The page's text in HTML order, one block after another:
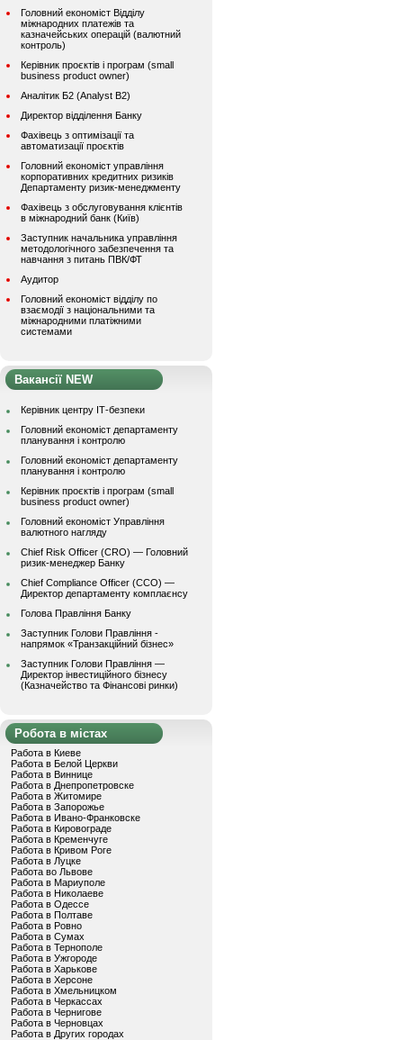
Головний економіст Відділу
міжнародних платежів та
казначейських операцій (валютний
контроль)
Керівник проєктів і програм (small
business product owner)
Аналітик Б2 (Analyst B2)
Директор відділення Банку
Фахівець з оптимізації та
автоматизації проєктів
Головний економіст управління
корпоративних кредитних ризиків
Департаменту ризик-менеджменту
Фахівець з обслуговування клієнтів
в міжнародний банк (Київ)
Заступник начальника управління
методологічного забезпечення та
навчання з питань ПВК/ФТ
Аудитор
Головний економіст відділу по
взаємодії з національними та
міжнародними платіжними
системами
Вакансії NEW
Керівник центру ІТ-безпеки
Головний економіст департаменту
планування і контролю
Головний економіст департаменту
планування і контролю
Керівник проєктів і програм (small
business product owner)
Головний економіст Управління
валютного нагляду
Chief Risk Officer (CRO) — Головний
ризик-менеджер Банку
Chief Compliance Officer (CCO) —
Директор департаменту комплаєнсу
Голова Правління Банку
Заступник Голови Правління -
напрямок «Транзакційний бізнес»
Заступник Голови Правління —
Директор інвестиційного бізнесу
(Казначейство та Фінансові ринки)
Робота в містах
Работа в Киеве
Работа в Белой Церкви
Работа в Виннице
Работа в Днепропетровске
Работа в Житомире
Работа в Запорожье
Работа в Ивано-Франковске
Работа в Кировограде
Работа в Кременчуге
Работа в Кривом Роге
Работа в Луцке
Работа во Львове
Работа в Мариуполе
Работа в Николаеве
Работа в Одессе
Работа в Полтаве
Работа в Ровно
Работа в Сумах
Работа в Тернополе
Работа в Ужгороде
Работа в Харькове
Работа в Херсоне
Работа в Хмельницком
Работа в Черкассах
Работа в Чернигове
Работа в Черновцах
Работа в Других городах